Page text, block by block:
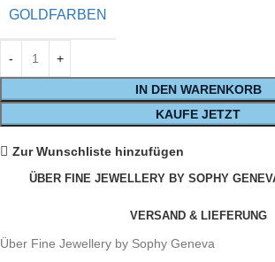
GOLDFARBEN
IN DEN WARENKORB
KAUFE JETZT
Zur Wunschliste hinzufügen
ÜBER FINE JEWELLERY BY SOPHY
VERSAND & LIEFERUNG
Über Fine Jewellery by Sophy Geneva